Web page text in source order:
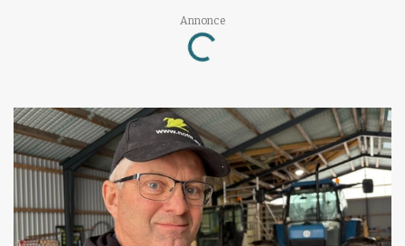
Annonce
Loading...